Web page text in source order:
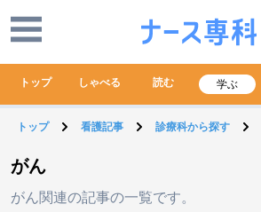
トップ しゃべる 読む 学ぶ
トップ 看護記事 診療科から探す
がん
がん関連の記事の一覧です。